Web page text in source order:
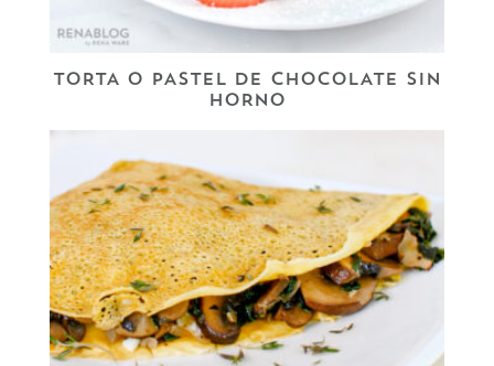
TORTA O PASTEL DE CHOCOLATE SIN
HORNO